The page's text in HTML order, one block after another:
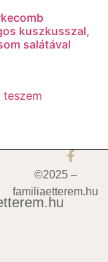
kuszkusszal,
salátával
teszem
©2025 –
familiaetterem.hu